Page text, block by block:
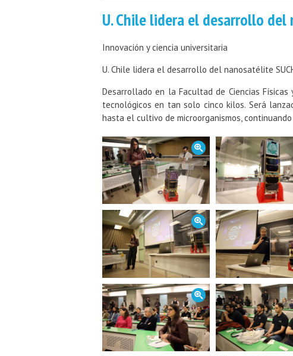
U. Chile lidera el desarrollo del
Innovación y ciencia universitaria
U. Chile lidera el desarrollo del nanosatélite
Desarrollado en la Facultad de Ciencias
tecnológicos en tan solo cinco kilos. Será
hasta el cultivo de microorganismos,